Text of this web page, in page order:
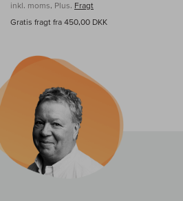
inkl. moms, Plus. Fragt
Gratis fragt fra 450,00 DKK